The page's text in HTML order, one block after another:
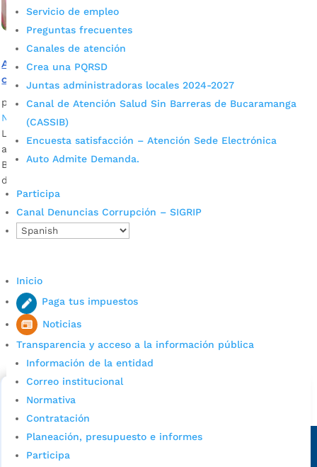
Servicio de empleo
Preguntas frecuentes
Canales de atención
Crea una PQRSD
Juntas administradoras locales 2024-2027
Canal de Atención Salud Sin Barreras de Bucaramanga
(CASSIB)
Encuesta satisfacción – Atención Sede Electrónica
Auto Admite Demanda.
Participa
Canal Denuncias Corrupción – SIGRIP
Inicio
Paga tus impuestos
Noticias
Transparencia y acceso a la información pública
Información de la entidad
Correo institucional
Normativa
Contratación
Planeación, presupuesto e informes
Participa
Aplican extinción de dominio a inmueble en donde
cometieron actividades ilícitas
por Daniel Leonardo Quintero Duarte|Feb 20, 2022|
Noticias
La Sociedad de Activos Especiales, SAE, ocupó el predio tras
aplicar la medida de extinción de dominio. La Alcaldía de
Bucaramanga acompañó el operativo para garantizar los
derechos de los ocupantes.
Cupos Escolares Bucaramanga 2022
Consulta aqui los pasos para inscribirse y solicitar un
cupo escolar en los colegios oficiales de
Alcaldía de Bucaramanga
Sede principal